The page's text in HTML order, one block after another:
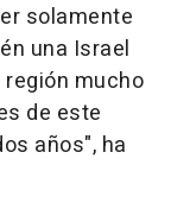
solamente
una Israel
mucho
de este
años", ha